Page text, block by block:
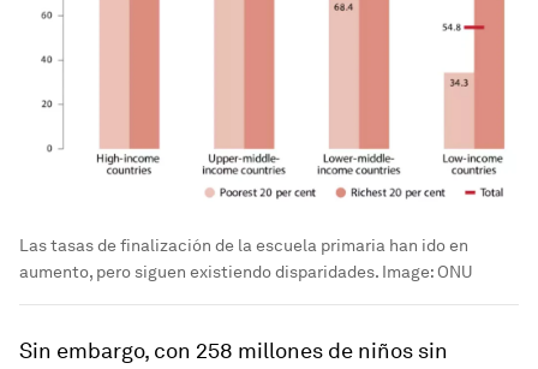
Las tasas de finalización de la escuela primaria han ido en
aumento, pero siguen existiendo disparidades. Image: ONU
Sin embargo, con 258 millones de niños sin